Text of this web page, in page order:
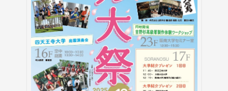
大学広報
報道関係／取材等のお問い合わせ
スクールバス
駐車場利用
学生寮
アルバイト紹介
落とし物・忘れ物
地域連携・研究推進センター
自治体・企業・団体との連携協定一覧
高大連携プログラム
みらい科学教育推進室
Instagram YouTube X Facebook